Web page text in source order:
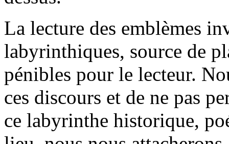
La lecture des emblèmes
labyrinthiques, source de
pénibles pour le lecteur.
ces discours et de ne pas
ce labyrinthe historique,